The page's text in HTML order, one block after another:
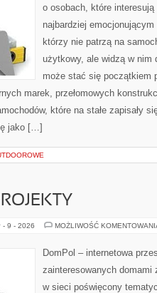
o osobach, które
najbardziej
którzy nie patrzą na
użytkowy, ale widzą w nim
może stać się początkiem
marek, przełomowych
które na stałe zapisały
jako […]
- 9 - 2026 MOŻLIWOŚĆ
DomPol – internetowa
zainteresowanych domami
w sieci poświęcony